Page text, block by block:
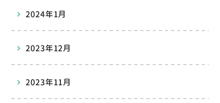
2024年1月
2023年12月
2023年11月